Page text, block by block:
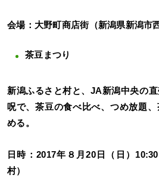
会場：大野町商店街（新潟県新潟市
茶豆まつり
新潟ふるさと村と、JA新潟中央の
呪で、茶豆の食べ比べ、つめ放題
める。
日時：2017年８月20日（日）
村）